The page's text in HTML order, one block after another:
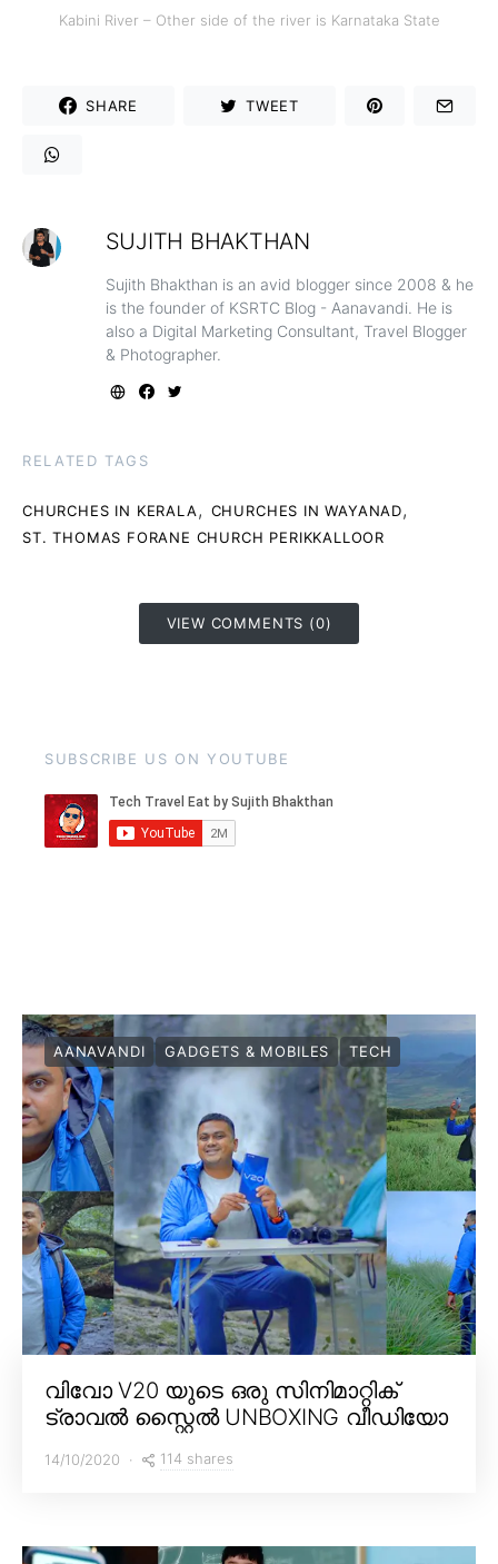
Kabini River – Other side of the river is Karnataka State
SHARE TWEET
SUJITH BHAKTHAN
Sujith Bhakthan is an avid blogger since 2008 & he
is the founder of KSRTC Blog - Aanavandi. He is
also a Digital Marketing Consultant, Travel Blogger
& Photographer.
RELATED TAGS
CHURCHES IN KERALA, CHURCHES IN WAYANAD,
ST. THOMAS FORANE CHURCH PERIKKALLOOR
VIEW COMMENTS (0)
SUBSCRIBE US ON YOUTUBE
AANAVANDI GADGETS & MOBILES TECH
വിവോ V20 യുടെ ഒരു സിനിമാറ്റിക്
ട്രാവൽ സ്റ്റൈൽ UNBOXING വീഡിയോ
14/10/2020 114 shares